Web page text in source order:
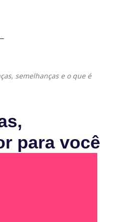
semelhanças e o que é
para você